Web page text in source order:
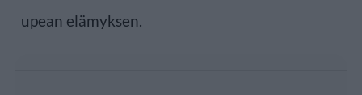
upean elämyksen.